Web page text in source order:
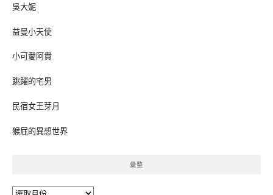
吳大妮
益曼小天使
小可愛阿貴
跳躍的宅男
民宿女王芽月
猴屁的異想世界
彙整
彙